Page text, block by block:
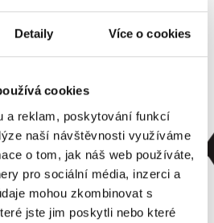
Detaily Více o cookies
cookies
a reklam, poskytování funkcí
naší návštěvnosti využíváme
o tom, jak náš web používáte,
pro sociální média, inzerci a
mohou zkombinovat s
jste jim poskytli nebo které
produkt